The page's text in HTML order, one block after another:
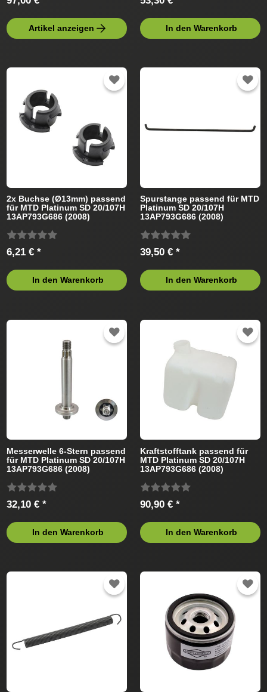
Artikel anzeigen In den Warenkorb
2x Buchse (Ø13mm) passend
für MTD Platinum SD 20/107H
13AP793G686 (2008)
6,21 € *
In den Warenkorb
Spurstange passend für MTD
Platinum SD 20/107H
13AP793G686 (2008)
39,50 € *
In den Warenkorb
Messerwelle 6-Stern passend
für MTD Platinum SD 20/107H
13AP793G686 (2008)
32,10 € *
In den Warenkorb
Kraftstofftank passend für
MTD Platinum SD 20/107H
13AP793G686 (2008)
90,90 € *
In den Warenkorb